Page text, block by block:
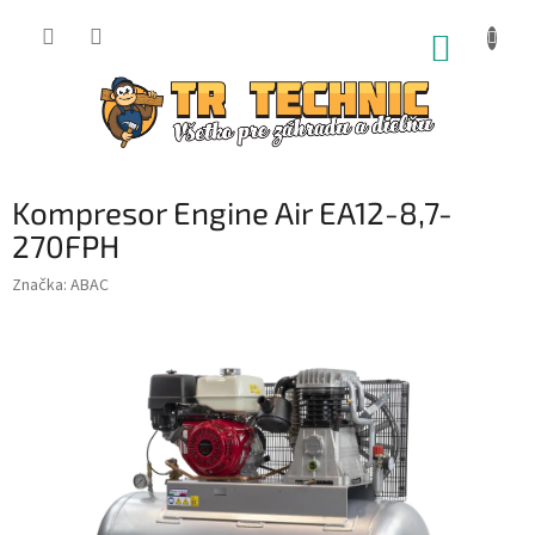
Kompresor Engine Air EA12-8,7-
270FPH
Značka: ABAC